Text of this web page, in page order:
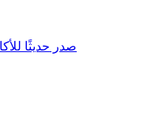
صدر حديثًا